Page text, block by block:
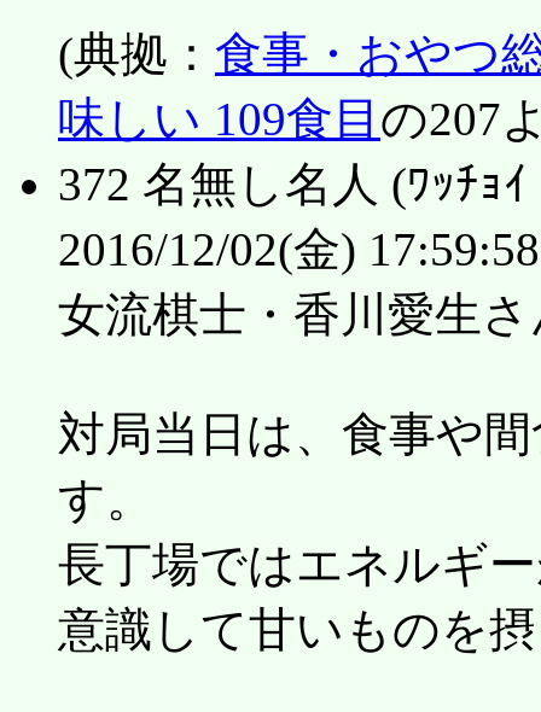
(典拠： 食事・おやつ
味しい 109食目 の207
372 名無し名人 (ﾜｯﾁｮｲ
2016/12/02(金)
女流棋士・香川愛生
対局当日は、食事や
す。
長丁場ではエネルギ
意識して甘いものを